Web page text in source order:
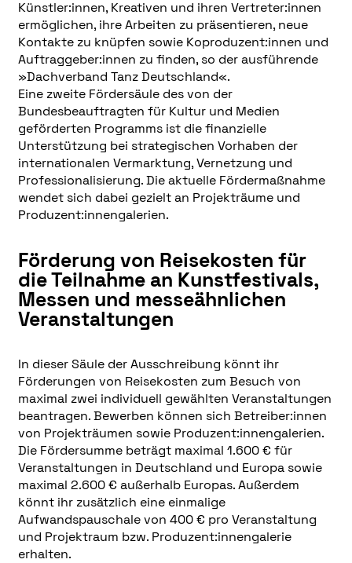
Künstler:innen, Kreativen und ihren Vertreter:innen
ermöglichen, ihre Arbeiten zu präsentieren, neue
Kontakte zu knüpfen sowie Koproduzent:innen und
Auftraggeber:innen zu finden, so der ausführende
»Dachverband Tanz Deutschland«.
Eine zweite Fördersäule des von der
Bundesbeauftragten für Kultur und Medien
geförderten Programms ist die finanzielle
Unterstützung bei strategischen Vorhaben der
internationalen Vermarktung, Vernetzung und
Professionalisierung. Die aktuelle Fördermaßnahme
wendet sich dabei gezielt an Projekträume und
Produzent:innengalerien.
Förderung von Reisekosten für
die Teilnahme an Kunstfestivals,
Messen und messeähnlichen
Veranstaltungen
In dieser Säule der Ausschreibung könnt ihr
Förderungen von Reisekosten zum Besuch von
maximal zwei individuell gewählten Veranstaltungen
beantragen. Bewerben können sich Betreiber:innen
von Projekträumen sowie Produzent:innengalerien.
Die Fördersumme beträgt maximal 1.600 € für
Veranstaltungen in Deutschland und Europa sowie
maximal 2.600 € außerhalb Europas. Außerdem
könnt ihr zusätzlich eine einmalige
Aufwandspauschale von 400 € pro Veranstaltung
und Projektraum bzw. Produzent:innengalerie
erhalten.